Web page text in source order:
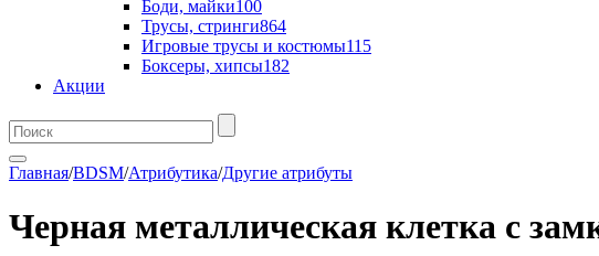
Боди, майки100
Трусы, стринги864
Игровые трусы и костюмы115
Боксеры, хипсы182
Акции
Главная/BDSM/Атрибутика/Другие атрибуты
Черная металлическая клетка с